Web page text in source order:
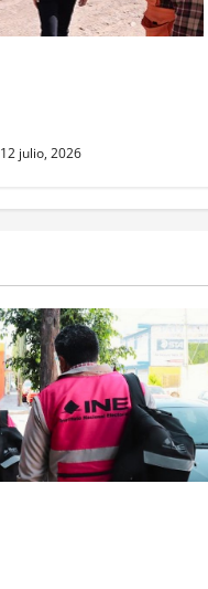
12 julio, 2026